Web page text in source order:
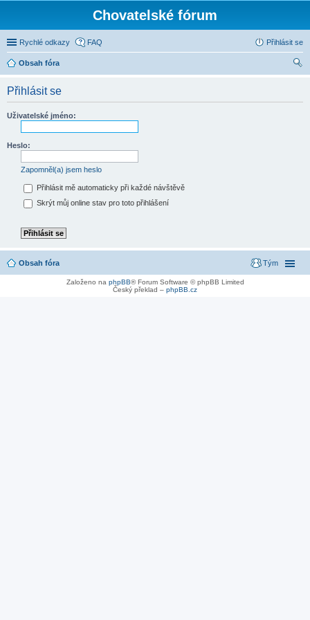
Chovatelské fórum
Rychlé odkazy FAQ Přihlásit se
Obsah fóra
Přihlásit se
Uživatelské jméno:
Heslo:
Zapomněl(a) jsem heslo
Přihlásit mě automaticky při každé návštěvě
Skrýt můj online stav pro toto přihlášení
Obsah fóra Tým
Založeno na phpBB® Forum Software © phpBB Limited
Český překlad – phpBB.cz